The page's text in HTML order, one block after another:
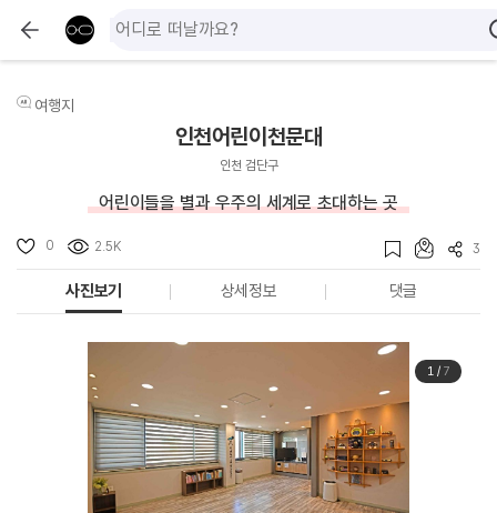
여행지
인천어린이천문대
인천 검단구
어린이들을 별과 우주의 세계로 초대하는 곳
0 2.5K 3
사진보기 상세정보 댓글
1/ 7